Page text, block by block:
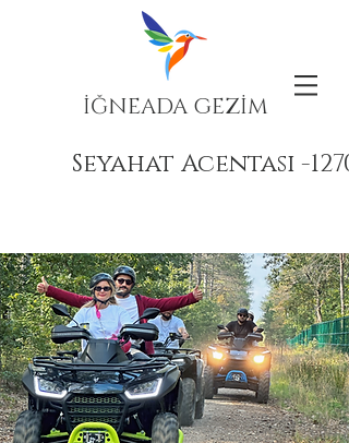
İĞNEADA GEZİM
Seyahat Acentası -